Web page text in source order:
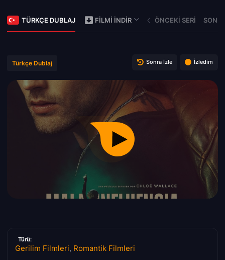
TÜRKÇE DUBLAJ FILMI İNDIR ÖNCEKI SERI
Türkçe Dublaj Sonra İzle İzledim
Türü:
Gerilim Filmleri, Romantik Filmleri